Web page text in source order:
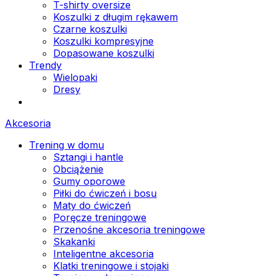
T-shirty oversize
Koszulki z długim rękawem
Czarne koszulki
Koszulki kompresyjne
Dopasowane koszulki
Trendy
Wielopaki
Dresy
Akcesoria
Trening w domu
Sztangi i hantle
Obciążenie
Gumy oporowe
Piłki do ćwiczeń i bosu
Maty do ćwiczeń
Poręcze treningowe
Przenośne akcesoria treningowe
Skakanki
Inteligentne akcesoria
Klatki treningowe i stojaki